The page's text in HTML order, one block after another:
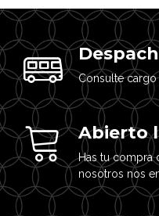
Consulte
Abierto
Has tu compra
nosotros nos